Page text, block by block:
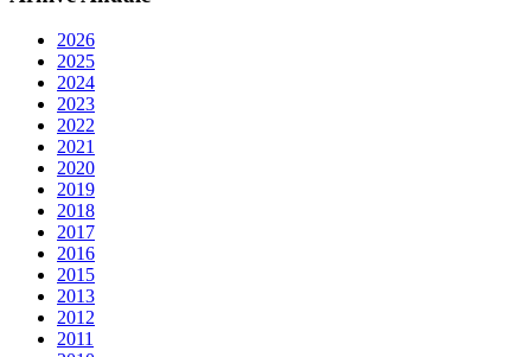
2026
2025
2024
2023
2022
2021
2020
2019
2018
2017
2016
2015
2013
2012
2011